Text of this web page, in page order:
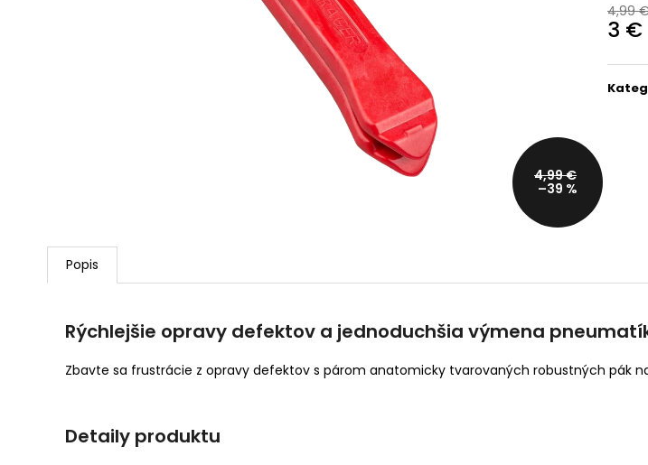
4,99
3 €
cena:
4,99 €
–39 %
Popis
Rýchlejšie opravy defektov a jednoduchšia výmena
Zbavte sa frustrácie z opravy defektov s párom anatomicky tvarovaných robustných pák
Detaily produktu
NEPREMOKAVÁ
CYKLISTICKÁ BUNDA
RAPHA CORE II
128,99 €
160 €